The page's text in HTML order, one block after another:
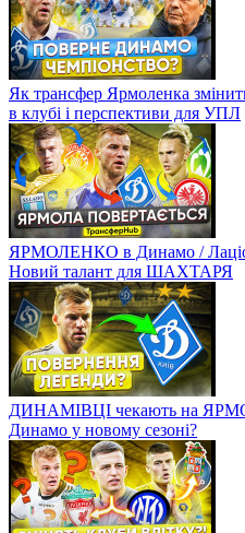
Як трансфер Ярмоленка
в клубі і перспективи для УПЛ
ЯРМОЛЕНКО в Динамо /
Новий талант для ШАХТАРЯ
ДИНАМІВЦІ чекають на
Динамо у новому сезоні?